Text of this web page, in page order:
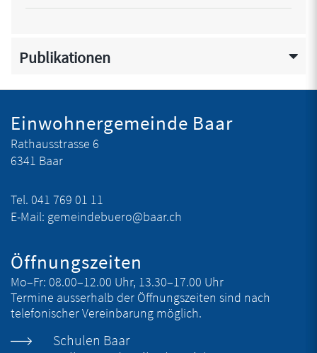
Publikationen
Fusszeile
Einwohnergemeinde Baar
Rathausstrasse 6
6341 Baar
Tel. 041 769 01 11
E-Mail: gemeindebuero@baar.ch
Öffnungszeiten
Mo–Fr: 08.00–12.00 Uhr, 13.30–17.00 Uhr
Termine ausserhalb der Öffnungszeiten sind nach
telefonischer Vereinbarung möglich.
Schulen Baar